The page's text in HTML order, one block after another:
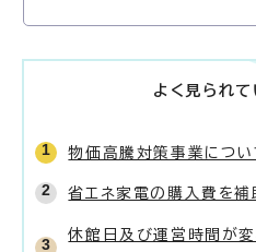
よく見られ
物価高騰対策事業につい
省エネ家電の購入費を補
休館日及び運営時間が